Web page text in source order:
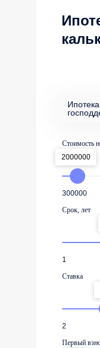
Стоимость
2000000
300000
Срок, лет
1
Ставка
2
Первый